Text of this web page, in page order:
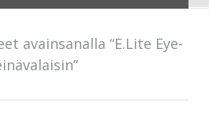
avainsanalla “E.Lite Eye-